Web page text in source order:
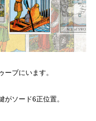
ブにいます。
ソード6正位置。